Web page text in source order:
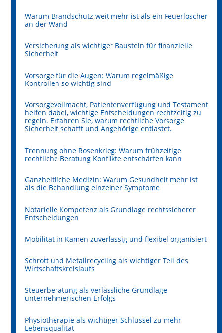
Warum Brandschutz weit mehr ist als ein Feuerlöscher
an der Wand
Versicherung als wichtiger Baustein für finanzielle
Sicherheit
Vorsorge für die Augen: Warum regelmäßige
Kontrollen so wichtig sind
Vorsorgevollmacht, Patientenverfügung und Testament
helfen dabei, wichtige Entscheidungen rechtzeitig zu
regeln. Erfahren Sie, warum rechtliche Vorsorge
Sicherheit schafft und Angehörige entlastet.
Trennung ohne Rosenkrieg: Warum frühzeitige
rechtliche Beratung Konflikte entschärfen kann
Ganzheitliche Medizin: Warum Gesundheit mehr ist
als die Behandlung einzelner Symptome
Notarielle Kompetenz als Grundlage rechtssicherer
Entscheidungen
Mobilität in Kamen zuverlässig und flexibel organisiert
Schrott und Metallrecycling als wichtiger Teil des
Wirtschaftskreislaufs
Steuerberatung als verlässliche Grundlage
unternehmerischen Erfolgs
Physiotherapie als wichtiger Schlüssel zu mehr
Lebensqualität